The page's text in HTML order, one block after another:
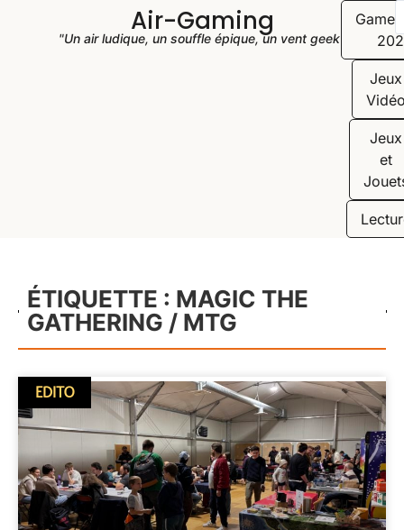
Air-Gaming
"Un air ludique, un souffle épique, un vent geek"
Jeux
Jeux
et
ÉTIQUETTE : MAGIC THE
GATHERING / MTG
EDITO